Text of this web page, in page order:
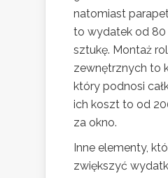
natomiast
to wydatek od 80
sztukę. Montaż
zewnętrznych to
który podnosi
ich koszt to od
za okno.
Inne elementy,
zwiększyć